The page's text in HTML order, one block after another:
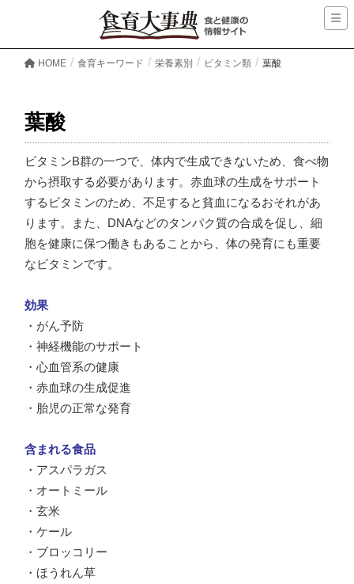
HOME 食育キーワード 栄養素別 ビタミン類 葉酸
葉酸
ビタミンB群の一つで、体内で生成できないため、食べ物
から摂取する必要があります。赤血球の生成をサポート
するビタミンのため、不足すると貧血になるおそれがあ
ります。また、DNAなどのタンパク質の合成を促し、細
胞を健康に保つ働きもあることから、体の発育にも重要
なビタミンです。
効果
・がん予防
・神経機能のサポート
・心血管系の健康
・赤血球の生成促進
・胎児の正常な発育
含まれる食品
・アスパラガス
・オートミール
・玄米
・ケール
・ブロッコリー
・ほうれん草